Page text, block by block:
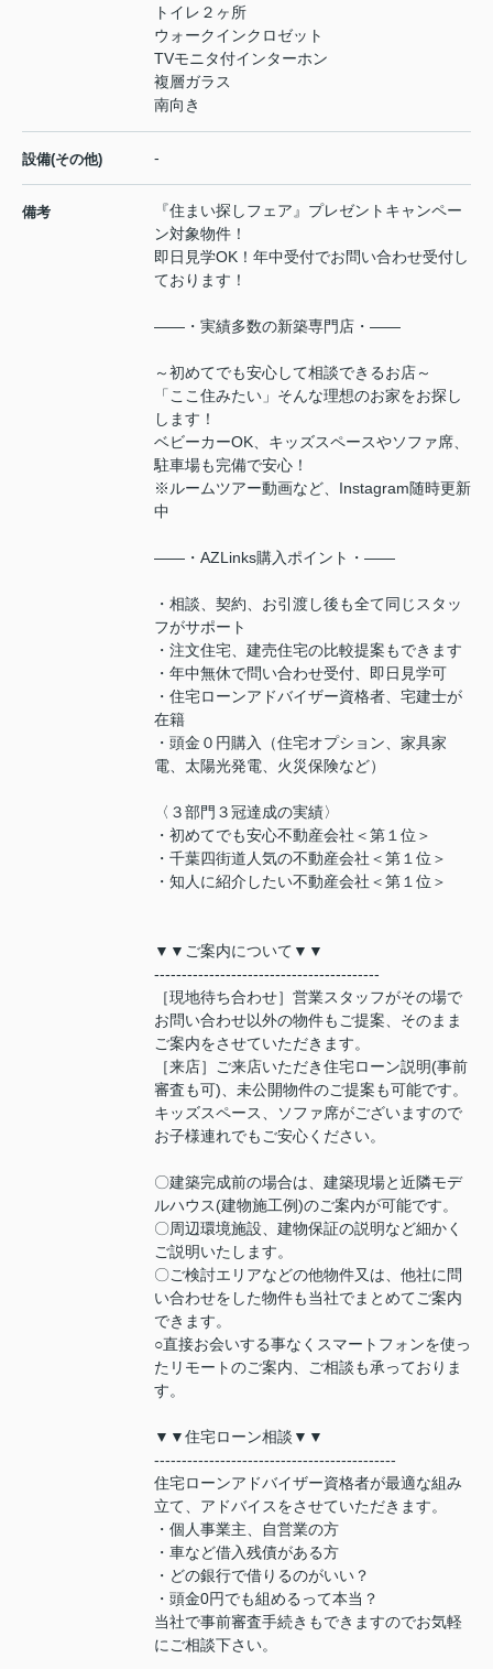
トイレ２ヶ所
ウォークインクロゼット
TVモニタ付インターホン
複層ガラス
南向き
設備(その他) -
備考
『住まい探しフェア』プレゼントキャンペー
ン対象物件！
即日見学OK！年中受付でお問い合わせ受付し
ております！
――・実績多数の新築専門店・――
～初めてでも安心して相談できるお店～
「ここ住みたい」そんな理想のお家をお探し
します！
ベビーカーOK、キッズスペースやソファ席、
駐車場も完備で安心！
※ルームツアー動画など、Instagram随時更新
中
――・AZLinks購入ポイント・――
・相談、契約、お引渡し後も全て同じスタッ
フがサポート
・注文住宅、建売住宅の比較提案もできます
・年中無休で問い合わせ受付、即日見学可
・住宅ローンアドバイザー資格者、宅建士が
在籍
・頭金０円購入（住宅オプション、家具家
電、太陽光発電、火災保険など）
〈３部門３冠達成の実績〉
・初めてでも安心不動産会社＜第１位＞
・千葉四街道人気の不動産会社＜第１位＞
・知人に紹介したい不動産会社＜第１位＞
▼▼ご案内について▼▼
-----------------------------------------
［現地待ち合わせ］営業スタッフがその場で
お問い合わせ以外の物件もご提案、そのまま
ご案内をさせていただきます。
［来店］ご来店いただき住宅ローン説明(事前
審査も可)、未公開物件のご提案も可能です。
キッズスペース、ソファ席がございますので
お子様連れでもご安心ください。
〇建築完成前の場合は、建築現場と近隣モデ
ルハウス(建物施工例)のご案内が可能です。
〇周辺環境施設、建物保証の説明など細かく
ご説明いたします。
〇ご検討エリアなどの他物件又は、他社に問
い合わせをした物件も当社でまとめてご案内
できます。
○直接お会いする事なくスマートフォンを使っ
たリモートのご案内、ご相談も承っておりま
す。
▼▼住宅ローン相談▼▼
--------------------------------------------
住宅ローンアドバイザー資格者が最適な組み
立て、アドバイスをさせていただきます。
・個人事業主、自営業の方
・車など借入残債がある方
・どの銀行で借りるのがいい？
・頭金0円でも組めるって本当？
当社で事前審査手続きもできますのでお気軽
にご相談下さい。